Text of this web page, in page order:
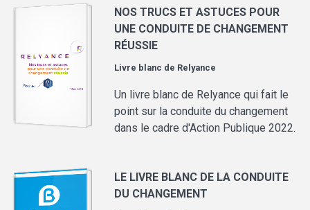
NOS TRUCS ET ASTUCES POUR
UNE CONDUITE DE CHANGEMENT
RÉUSSIE
Livre blanc de Relyance
Un livre blanc de Relyance qui fait le
point sur la conduite du changement
dans le cadre d'Action Publique 2022.
LE LIVRE BLANC DE LA CONDUITE
DU CHANGEMENT